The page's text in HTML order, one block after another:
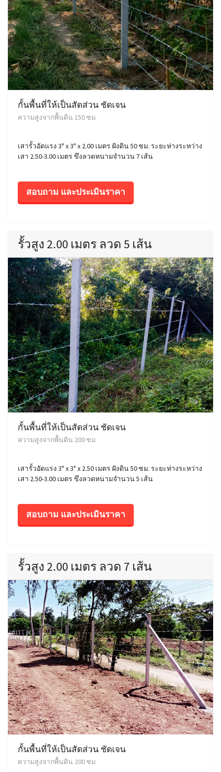
กั้นพื้นที่ให้เป็นสัดส่วน ชัดเจน
ความสูงจากพื้นดิน 150 ซม
เสารั้วอัดแรง 3" x 3" x 2.00 เมตร ฝังดิน 50 ซม. ระยะห่างระหว่าง
เสา 2.50-3.00 เมตร ขึงลวดหนามจำนวน 7 เส้น
สอบถาม และประเมินราคา
รั้วสูง 2.00 เมตร ลวด 5 เส้น
กั้นพื้นที่ให้เป็นสัดส่วน ชัดเจน
ความสูงจากพื้นดิน 200 ซม
เสารั้วอัดแรง 3" x 3" x 2.50 เมตร ฝังดิน 50 ซม. ระยะห่างระหว่าง
เสา 2.50-3.00 เมตร ขึงลวดหนามจำนวน 5 เส้น
สอบถาม และประเมินราคา
รั้วสูง 2.00 เมตร ลวด 7 เส้น
กั้นพื้นที่ให้เป็นสัดส่วน ชัดเจน
ความสูงจากพื้นดิน 200 ซม